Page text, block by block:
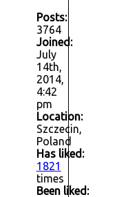
Posts:
3764
Joined:
July
14th,
2014,
4:42
pm
Location:
Szczecin,
Poland
Has liked:
1821
times
Been liked: